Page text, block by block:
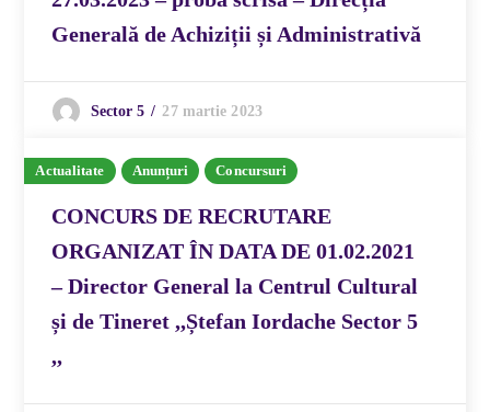
Generală de Achiziții și Administrativă
Sector 5 27 martie 2023
Actualitate Anunțuri Concursuri
CONCURS DE RECRUTARE
ORGANIZAT ÎN DATA DE 01.02.2021
– Director General la Centrul Cultural
și de Tineret ,,Ștefan Iordache Sector 5
,,